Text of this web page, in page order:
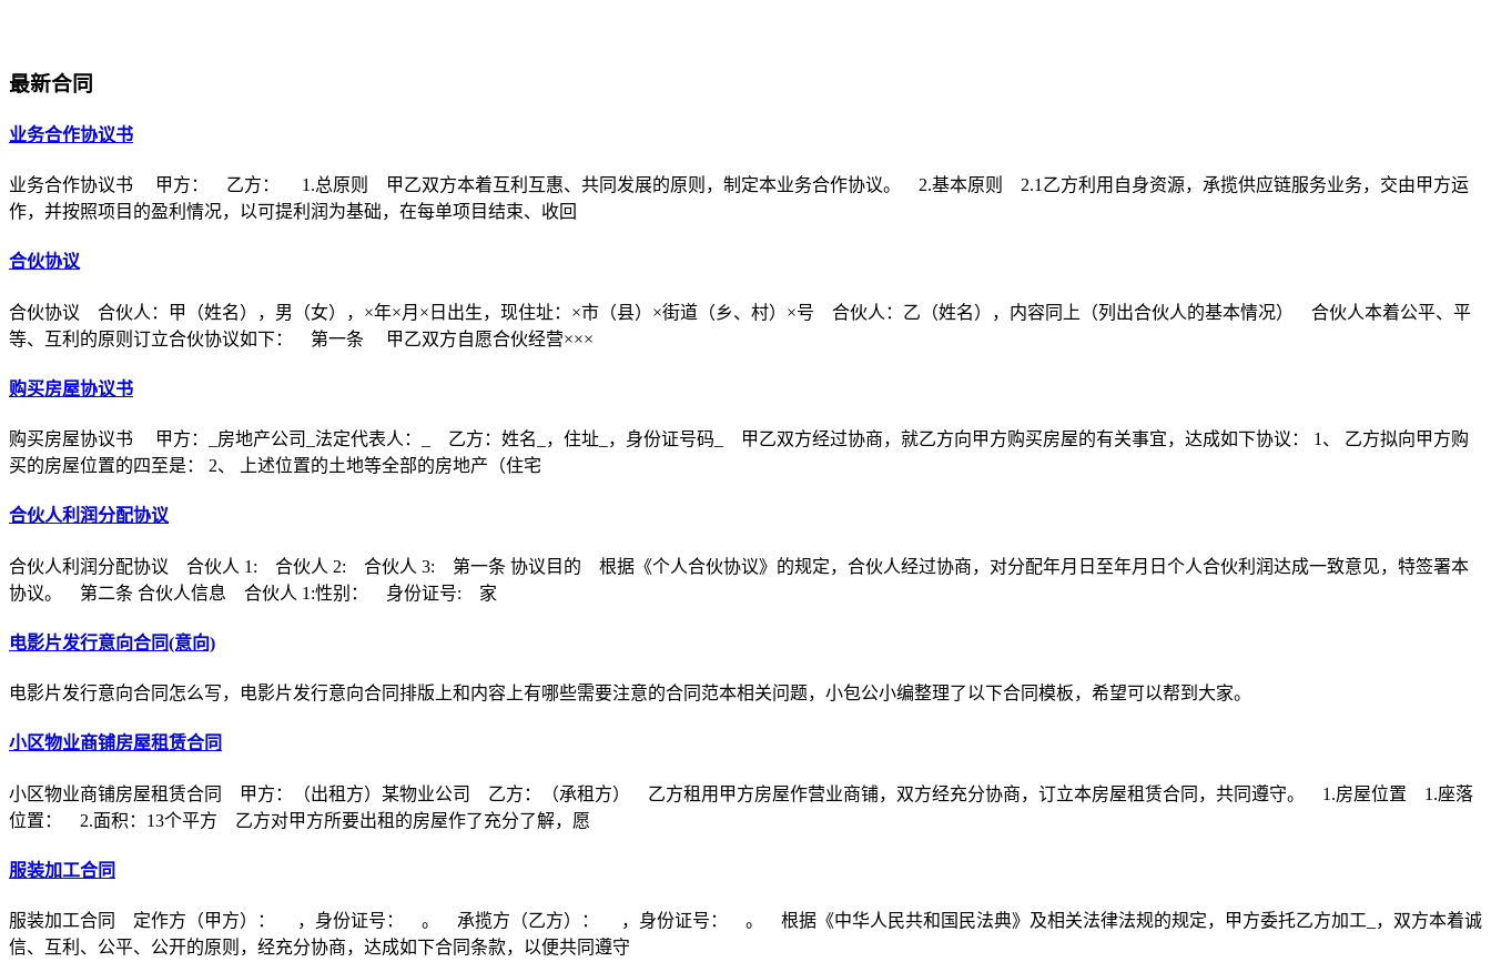
最新合同
业务合作协议书
业务合作协议书 甲方： 乙方： 1.总原则 甲乙双方本着互利互惠、共同发展的原则，制定本业务合作协议。 2.基本原则 2.1乙方利用自身资源，承揽供应链服务业务，交由甲方运
作，并按照项目的盈利情况，以可提利润为基础，在每单项目结束、收回
合伙协议
合伙协议 合伙人：甲（姓名），男（女），×年×月×日出生，现住址：×市（县）×街道（乡、村）×号 合伙人：乙（姓名），内容同上（列出合伙人的基本情况） 合伙人本着公平、平
等、互利的原则订立合伙协议如下： 第一条 甲乙双方自愿合伙经营×××
购买房屋协议书
购买房屋协议书 甲方：_房地产公司_法定代表人：_ 乙方：姓名_，住址_，身份证号码_ 甲乙双方经过协商，就乙方向甲方购买房屋的有关事宜，达成如下协议： 1、 乙方拟向甲方购
买的房屋位置的四至是： 2、 上述位置的土地等全部的房地产（住宅
合伙人利润分配协议
合伙人利润分配协议 合伙人 1: 合伙人 2: 合伙人 3: 第一条 协议目的 根据《个人合伙协议》的规定，合伙人经过协商，对分配年月日至年月日个人合伙利润达成一致意见，特签署本
协议。 第二条 合伙人信息 合伙人 1:性别： 身份证号: 家
电影片发行意向合同(意向)
电影片发行意向合同怎么写，电影片发行意向合同排版上和内容上有哪些需要注意的合同范本相关问题，小包公小编整理了以下合同模板，希望可以帮到大家。
小区物业商铺房屋租赁合同
小区物业商铺房屋租赁合同 甲方：（出租方）某物业公司 乙方：（承租方） 乙方租用甲方房屋作营业商铺，双方经充分协商，订立本房屋租赁合同，共同遵守。 1.房屋位置 1.座落
位置： 2.面积：13个平方 乙方对甲方所要出租的房屋作了充分了解，愿
服装加工合同
服装加工合同 定作方（甲方）： ，身份证号： 。 承揽方（乙方）： ，身份证号： 。 根据《中华人民共和国民法典》及相关法律法规的规定，甲方委托乙方加工_，双方本着诚
信、互利、公平、公开的原则，经充分协商，达成如下合同条款，以便共同遵守